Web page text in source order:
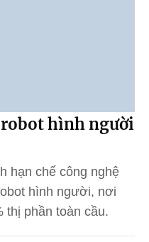
hình người
hạn chế công nghệ
hình người, nơi
thị phần toàn cầu.